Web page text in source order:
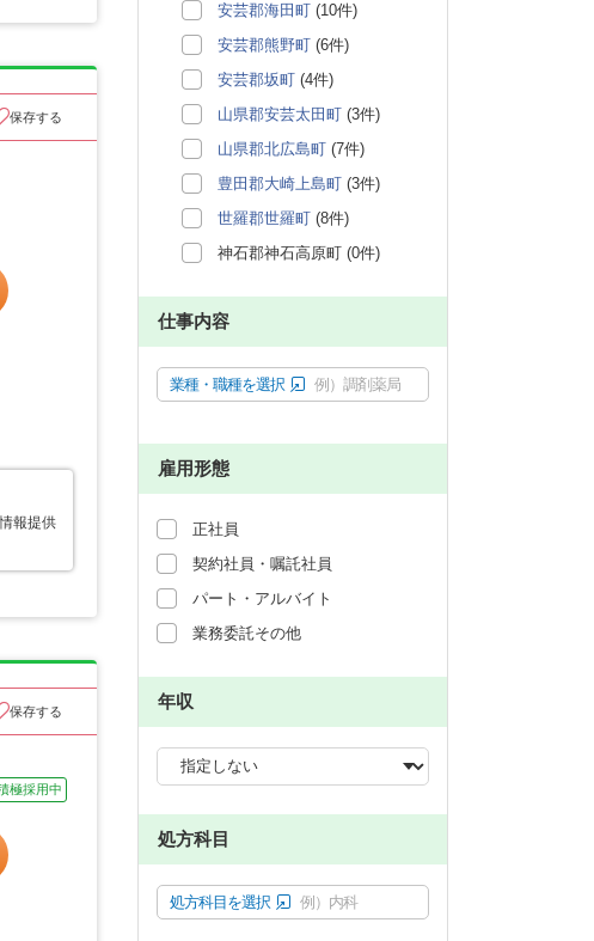
保存する
報提供
保存する
極採用中
安芸郡海田町 (10件)
安芸郡熊野町 (6件)
安芸郡坂町 (4件)
山県郡安芸太田町 (3件)
山県郡北広島町 (7件)
豊田郡大崎上島町 (3件)
世羅郡世羅町 (8件)
神石郡神石高原町 (0件)
仕事内容
業種・職種を選択 例）調剤薬局
雇用形態
正社員
契約社員・嘱託社員
パート・アルバイト
業務委託その他
年収
処方科目
処方科目を選択 例）内科